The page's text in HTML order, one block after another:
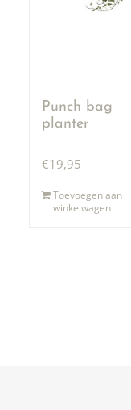
Punch bag
planter
€19,95
Toevoegen aan
winkelwagen